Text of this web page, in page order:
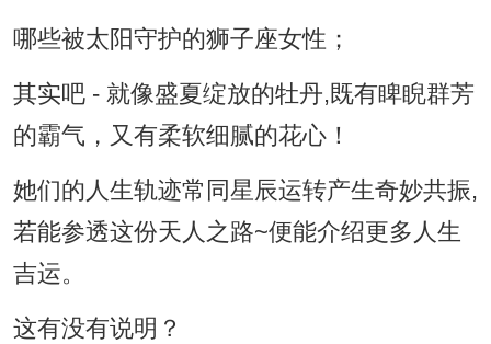
哪些被太阳守护的狮子座女性；
其实吧 - 就像盛夏绽放的牡丹,既有睥睨群芳
的霸气，又有柔软细腻的花心！
她们的人生轨迹常同星辰运转产生奇妙共振,
若能参透这份天人之路~便能介绍更多人生
吉运。
这有没有说明？